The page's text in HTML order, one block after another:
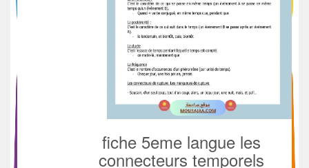
fiche 5eme langue les
connecteurs temporels